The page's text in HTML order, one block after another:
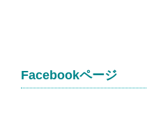
Facebookページ